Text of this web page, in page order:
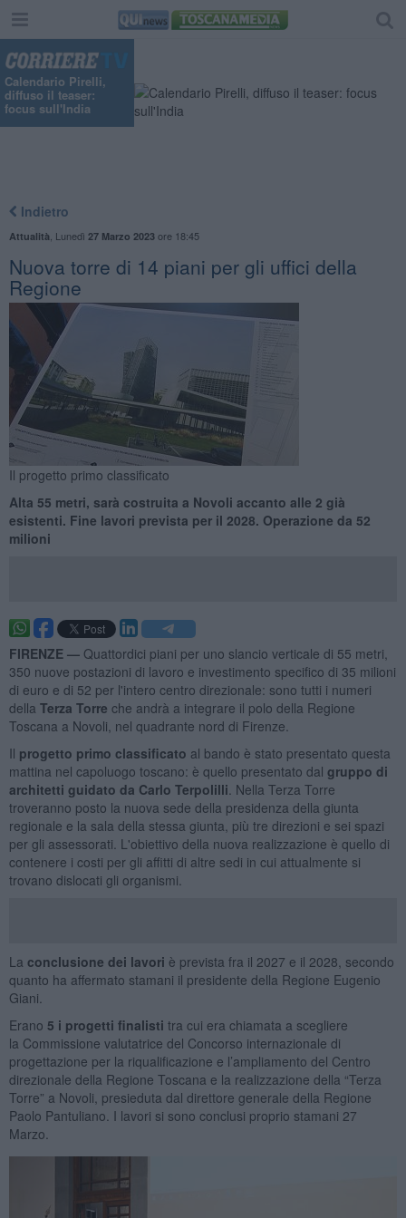
Calendario Pirelli,
diffuso il teaser:
focus sull'India
Indietro
Attualità Lunedì 27 Marzo 2023ore 18:45
Nuova torre di 14 piani per gli uffici della
Regione
Il progetto primo classificato
Alta 55 metri, sarà costruita a Novoli accanto alle 2 già
esistenti. Fine lavori prevista per il 2028. Operazione da 52
milioni
FIRENZE — Quattordici piani per uno slancio verticale di 55 metri,
350 nuove postazioni di lavoro e investimento specifico di 35 milioni
di euro e di 52 per l'intero centro direzionale: sono tutti i numeri
della Terza Torre che andrà a integrare il polo della Regione
Toscana a Novoli, nel quadrante nord di Firenze.
Il progetto primo classificato al bando è stato presentato questa
mattina nel capoluogo toscano: è quello presentato dal gruppo di
architetti guidato da Carlo Terpolilli . Nella Terza Torre
troveranno posto la nuova sede della presidenza della giunta
regionale e la sala della stessa giunta, più tre direzioni e sei spazi
per gli assessorati. L'obiettivo della nuova realizzazione è quello di
contenere i costi per gli affitti di altre sedi in cui attualmente si
trovano dislocati gli organismi.
La conclusione dei lavori è prevista fra il 2027 e il 2028, secondo
quanto ha affermato stamani il presidente della Regione Eugenio
Giani.
Erano 5 i progetti finalisti tra cui era chiamata a scegliere
la Commissione valutatrice del Concorso internazionale di
progettazione per la riqualificazione e l’ampliamento del Centro
direzionale della Regione Toscana e la realizzazione della “Terza
Torre” a Novoli, presieduta dal direttore generale della Regione
Paolo Pantuliano. I lavori si sono conclusi proprio stamani 27
Marzo.